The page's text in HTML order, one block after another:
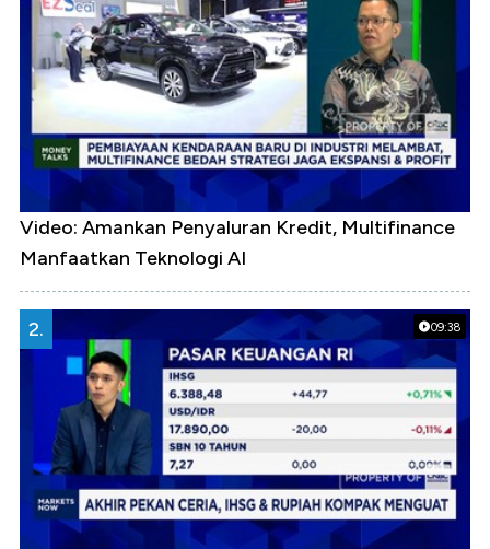
Video: Amankan Penyaluran Kredit, Multifinance
Manfaatkan Teknologi AI
09:38
2.